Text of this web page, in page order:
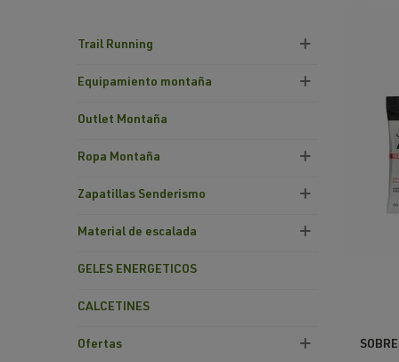
Trail Running
Equipamiento montaña
Outlet Montaña
Ropa Montaña
Zapatillas Senderismo
Material de escalada
GELES ENERGETICOS
CALCETINES
Ofertas